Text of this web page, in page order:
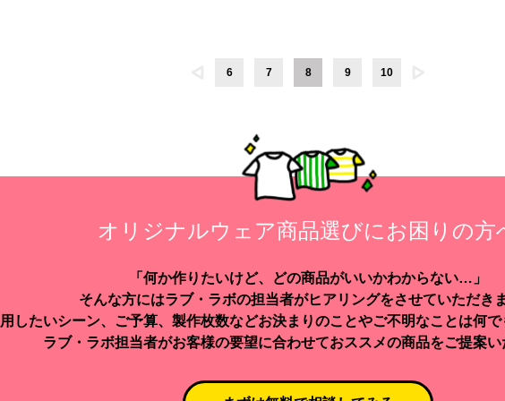
6 7 8 9 10
オリジナルウェア商品選びに お困りの方
「何か作りたいけど、どの商品がいいかわからない…」
そんな方にはラブ・ラボの担当者がヒアリングをさせていただき
したいシーン、ご予算、製作枚数などお決まりのことやご不明なことは何で
ラブ・ラボ担当者がお客様の要望に合わせておススメの商品をご提案い